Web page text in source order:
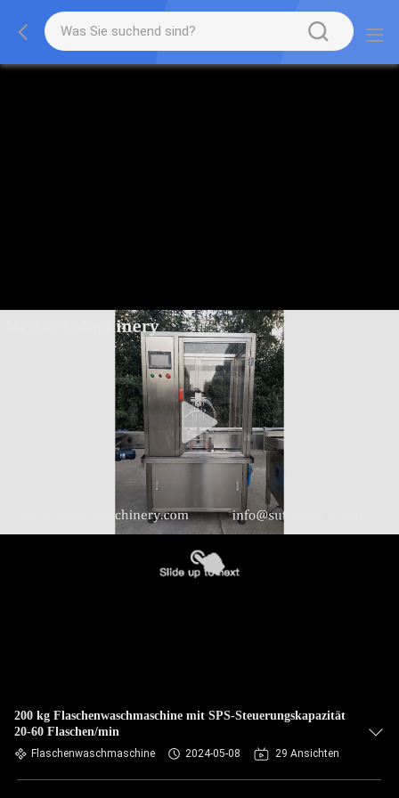
200 kg Flaschenwaschmaschine mit SPS-Steuerungskapazität
20-60 Flaschen/min
Flaschenwaschmaschine 2024-05-08 29 Ansichten